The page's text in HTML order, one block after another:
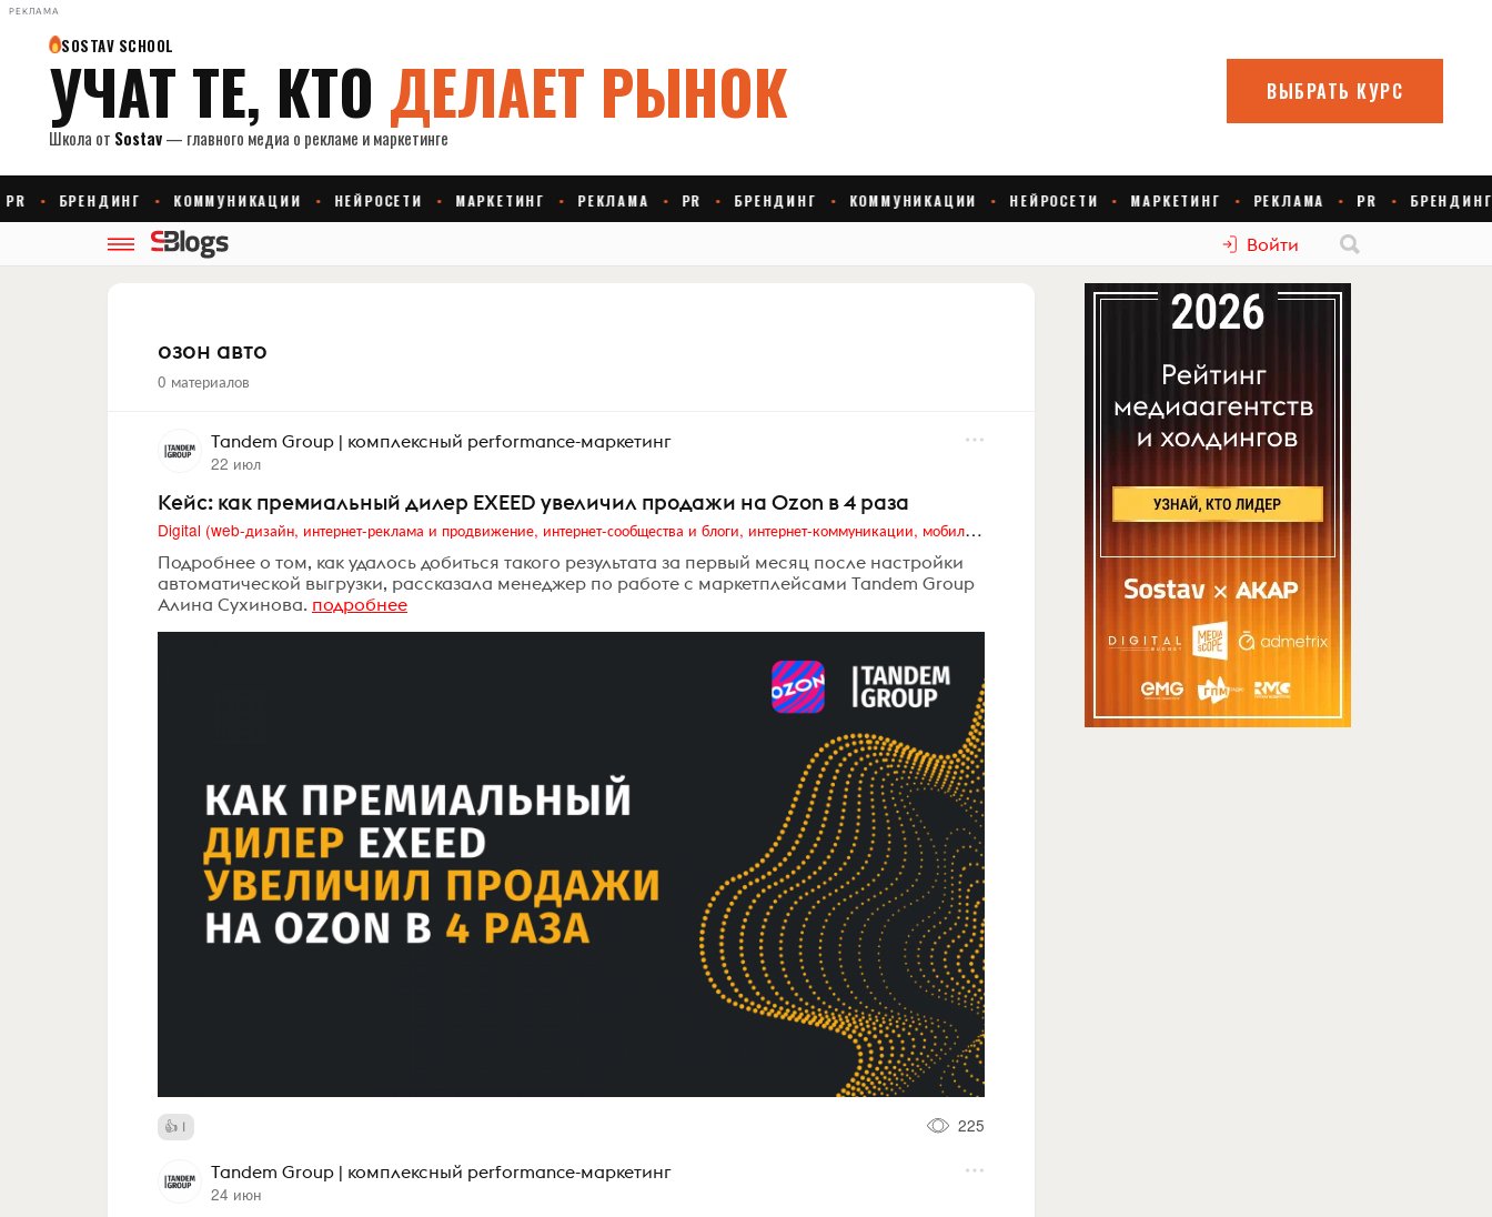
РЕКЛАМА
Войти
озон авто
0 материалов
Tandem Group | комплексный performance-маркетинг
22 июл
Кейс: как премиальный дилер EXEED увеличил продажи на Ozon в 4 раза
Digital (web-дизайн, интернет-реклама и продвижение, интернет-сообщества и блоги, интернет-коммуникации, мобильный маркетинг, реклама на цифровых экранах)
Подробнее о том, как удалось добиться такого результата за первый месяц после настройки
автоматической выгрузки, рассказала менеджер по работе с маркетплейсами Tandem Group
Алина Сухинова. подробнее
1 225
Tandem Group | комплексный performance-маркетинг
24 июн